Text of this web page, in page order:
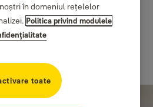
în domeniul rețelelor
Politica privind modulele
toate